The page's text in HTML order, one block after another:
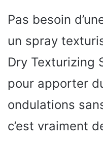
Pas besoin
un spray
Dry Texturizing
pour apporter
ondulations
c’est vraiment